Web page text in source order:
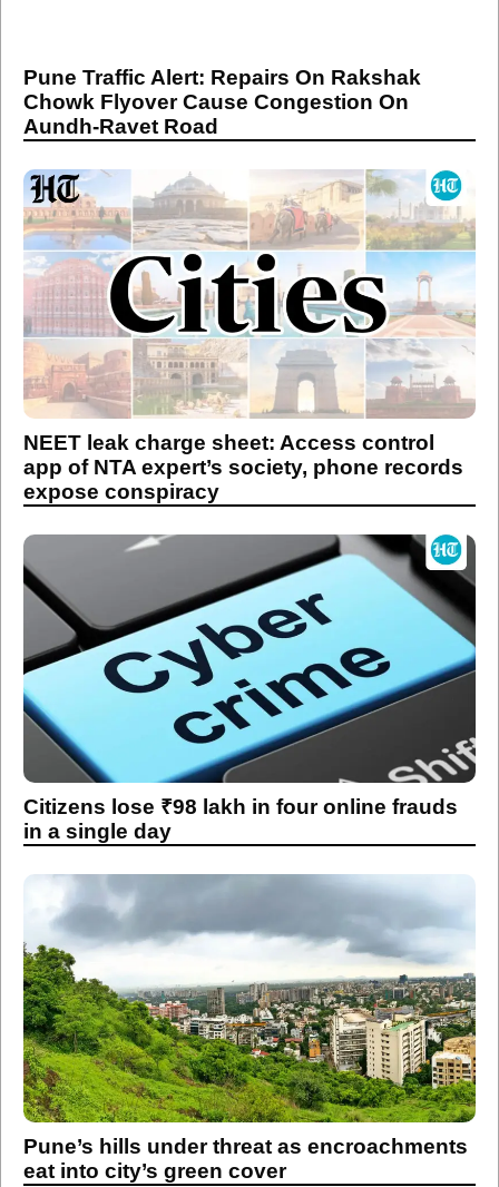
Pune Traffic Alert: Repairs On Rakshak
Chowk Flyover Cause Congestion On
Aundh-Ravet Road
NEET leak charge sheet: Access control
app of NTA expert’s society, phone records
expose conspiracy
Citizens lose ₹98 lakh in four online frauds
in a single day
Pune’s hills under threat as encroachments
eat into city’s green cover